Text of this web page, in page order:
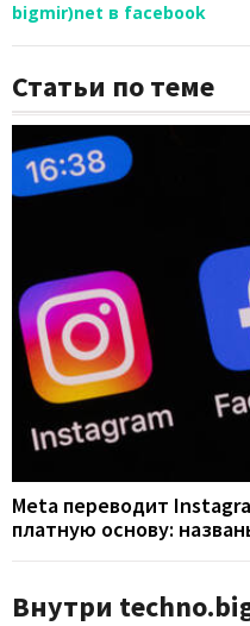
bigmir)net в facebook
Статьи по теме
Meta переводит
платную основу:
Внутри